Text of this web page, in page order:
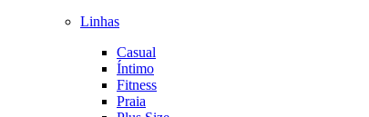
Linhas
Casual
Íntimo
Fitness
Praia